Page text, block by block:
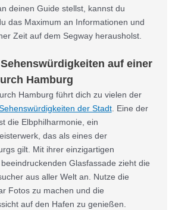
deinen Guide stellst, kannst du
das Maximum an Informationen und
Zeit auf dem Segway herausholst.
auf einer
Hamburg
Hamburg führt dich zu vielen der
der Stadt. Eine der
die Elbphilharmonie, ein
das als eines der
gilt. Mit ihrer einzigartigen
Glasfassade zieht die
aus aller Welt an. Nutze die
Fotos zu machen und die
auf den Hafen zu genießen.